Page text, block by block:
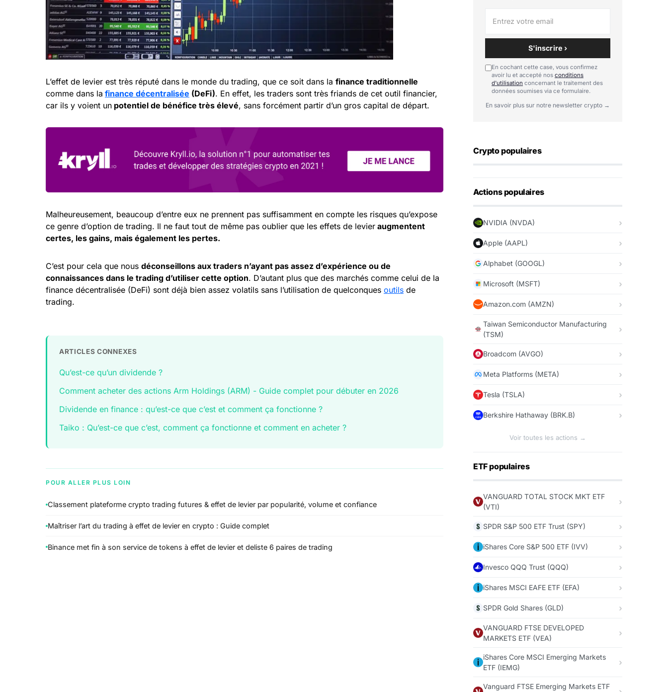
L’effet de levier est très réputé dans le monde du trading, que ce soit dans la finance traditionnelle
comme dans la finance décentralisée (DeFi). En effet, les traders sont très friands de cet outil financier,
car ils y voient un potentiel de bénéfice très élevé, sans forcément partir d’un gros capital de départ.
Malheureusement, beaucoup d’entre eux ne prennent pas suffisamment en compte les risques qu’expose
ce genre d’option de trading. Il ne faut tout de même pas oublier que les effets de levier augmentent
certes, les gains, mais également les pertes.
C’est pour cela que nous déconseillons aux traders n’ayant pas assez d’expérience ou de
connaissances dans le trading d’utiliser cette option. D’autant plus que des marchés comme celui de la
finance décentralisée (DeFi) sont déjà bien assez volatils sans l’utilisation de quelconques outils de
trading.
ARTICLES CONNEXES
Qu’est-ce qu’un dividende ?
Comment acheter des actions Arm Holdings (ARM) - Guide complet pour débuter en 2026
Dividende en finance : qu’est-ce que c’est et comment ça fonctionne ?
Taiko : Qu’est-ce que c’est, comment ça fonctionne et comment en acheter ?
POUR ALLER PLUS LOIN
Classement plateforme crypto trading futures & effet de levier par popularité, volume et confiance
Maîtriser l’art du trading à effet de levier en crypto : Guide complet
Binance met fin à son service de tokens à effet de levier et deliste 6 paires de trading
S'inscrire ›
En cochant cette case, vous confirmez
avoir lu et accepté nos conditions
d'utilisation concernant le traitement des
données soumises via ce formulaire.
En savoir plus sur notre newsletter crypto →
Crypto populaires
Actions populaires
NVIDIA (NVDA)
Apple (AAPL)
Alphabet (GOOGL)
Microsoft (MSFT)
Amazon.com (AMZN)
Taiwan Semiconductor Manufacturing
(TSM)
Broadcom (AVGO)
Meta Platforms (META)
Tesla (TSLA)
Berkshire Hathaway (BRK.B)
Voir toutes les actions →
ETF populaires
VANGUARD TOTAL STOCK MKT ETF
(VTI)
SPDR S&P 500 ETF Trust (SPY)
iShares Core S&P 500 ETF (IVV)
Invesco QQQ Trust (QQQ)
iShares MSCI EAFE ETF (EFA)
SPDR Gold Shares (GLD)
VANGUARD FTSE DEVELOPED
MARKETS ETF (VEA)
iShares Core MSCI Emerging Markets
ETF (IEMG)
Vanguard FTSE Emerging Markets ETF